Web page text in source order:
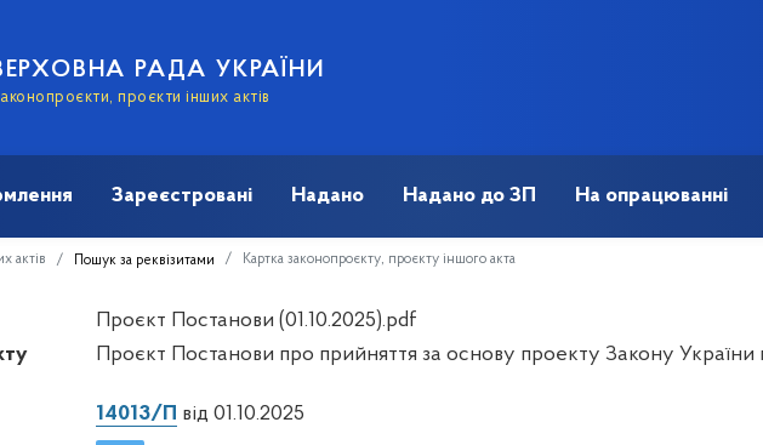
РАДА УКРАЇНИ
проєкти інших актів
Зареєстровані Надано Надано до ЗП На опрацюванні
актів Пошук за реквізитами Картка законопроєкту, проєкту іншого акта
Проєкт Постанови (01.10.2025).pdf
Проєкт Постанови про прийняття за основу проекту Закону України
14013/П від 01.10.2025